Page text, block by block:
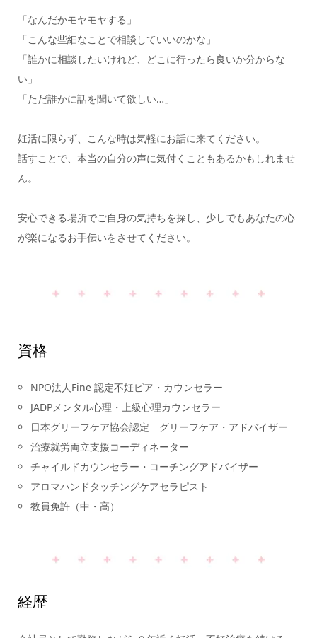
「なんだかモヤモヤする」
「こんな些細なことで相談していいのかな」
「誰かに相談したいけれど、どこに行ったら良いか分からな
い」
「ただ誰かに話を聞いて欲しい…」
妊活に限らず、こんな時は気軽にお話に来てください。
話すことで、本当の自分の声に気付くこともあるかもしれませ
ん。
安心できる場所でご自身の気持ちを探し、少しでもあなたの心
が楽になるお手伝いをさせてください。
資格
NPO法人Fine 認定不妊ピア・カウンセラー
JADPメンタル心理・上級心理カウンセラー
日本グリーフケア協会認定 グリーフケア・アドバイザー
治療就労両立支援コーディネーター
チャイルドカウンセラー・コーチングアドバイザー
アロマハンドタッチングケアセラピスト
教員免許（中・高）
経歴